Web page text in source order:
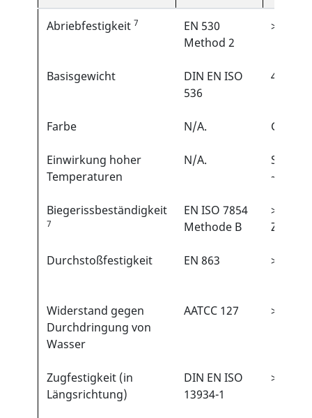
Abriebfestigkeit 7
EN 530
Method 2
>100
Basisgewicht
DIN EN ISO
536
44 g/m
Farbe N/A. Grün
Einwirkung hoher
Temperaturen
N/A.
~135 °C
Biegerissbeständigkeit
7
EN ISO 7854
Methode B
Zyklen
Durchstoßfestigkeit EN 863 >10 N
Widerstand gegen
Durchdringung von
Wasser
AATCC 127 >10 kPa
Zugfestigkeit (in
Längsrichtung)
DIN EN ISO
13934-1
>60 N